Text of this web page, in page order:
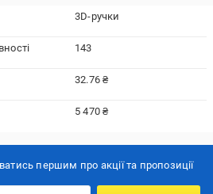
3D-ручки
143
32.76 ₴
5 470 ₴
першим про акції та пропозиції